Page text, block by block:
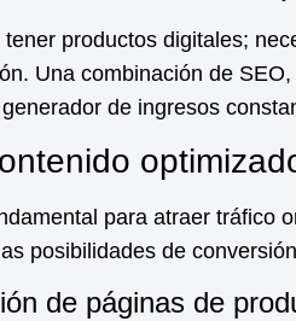
productos digitales;
. Una combinación de
de ingresos
para atraer tráfico
posibilidades de
de páginas de